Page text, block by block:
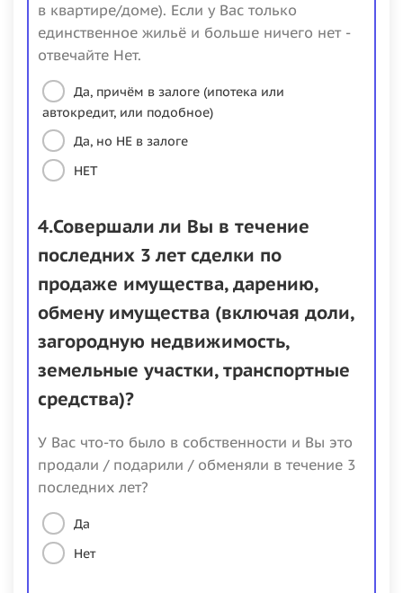
в квартире/доме). Если у Вас только
единственное жильё и больше ничего нет -
отвечайте Нет.
Да, причём в залоге (ипотека или
автокредит, или подобное)
Да, но НЕ в залоге
НЕТ
4.Совершали ли Вы в течение
последних 3 лет сделки по
продаже имущества, дарению,
обмену имущества (включая доли,
загородную недвижимость,
земельные участки, транспортные
средства)?
У Вас что-то было в собственности и Вы это
продали / подарили / обменяли в течение 3
последних лет?
Да
Нет